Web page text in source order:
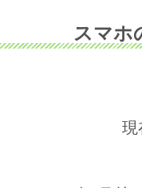
スマホ
現